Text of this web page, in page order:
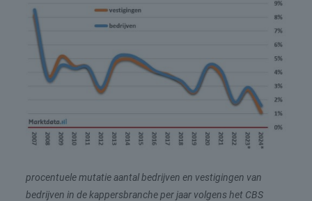
procentuele mutatie aantal bedrijven en vestigingen van
bedrijven in de kappersbranche per jaar volgens het CBS